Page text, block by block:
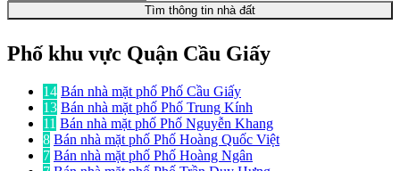
Tìm thông tin nhà đất
Phố khu vực Quận Cầu Giấy
14 Bán nhà mặt phố Phố Cầu Giấy
13 Bán nhà mặt phố Phố Trung Kính
11 Bán nhà mặt phố Phố Nguyễn Khang
8 Bán nhà mặt phố Phố Hoàng Quốc Việt
7 Bán nhà mặt phố Phố Hoàng Ngân